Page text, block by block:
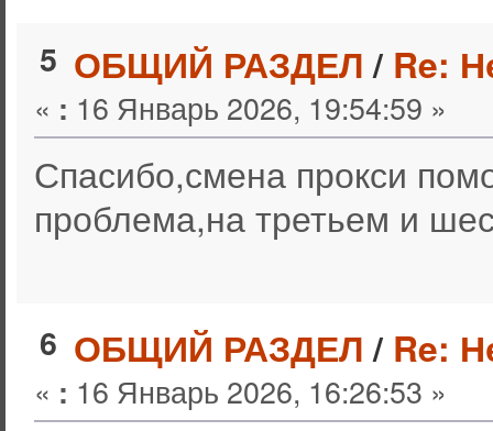
5 ОБЩИЙ РАЗДЕЛ/ Re:
« : 16 Январь 2026, 19:54:59 »
Спасибо,смена прокси
проблема,на третьем и
6 ОБЩИЙ РАЗДЕЛ/ Re:
« : 16 Январь 2026, 16:26:53 »